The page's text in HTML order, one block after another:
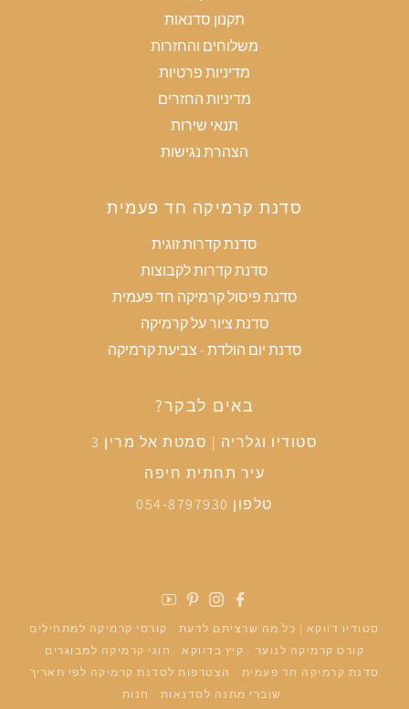
תקנון סדנאות
משלוחים והחזרות
מדיניות פרטיות
מדיניות החזרים
תנאי שירות
הצהרת נגישות
סדנת קרמיקה חד פעמית
סדנת קדרות זוגית
סדנת קדרות לקבוצות
סדנת פיסול קרמיקה חד פעמית
סדנת ציור על קרמיקה
סדנת יום הולדת - צביעת קרמיקה
באים לבקר?
סטודיו וגלריה | סמטת אל מרין 3
עיר תחתית חיפה
טלפון 054-8797930
סטודיו דווקא | כל מה שרציתם לדעת
קורסי קרמיקה למתחילים
קורס קרמיקה לנוער - קיץ בדווקא
חוגי קרמיקה למבוגרים
סדנת קרמיקה חד פעמית
הצטרפות לסדנת קרמיקה לפי תאריך
שוברי מתנה לסדנאות
חנות